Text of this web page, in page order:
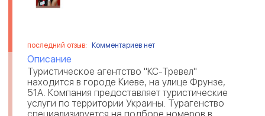
последний отзыв: Комментариев нет
Описание
Туристическое агентство "КС-Тревел"
находится в городе Киеве, на улице Фрунзе,
51А. Компания предоставляет туристические
услуги по территории Украины. Турагенство
специализируется на подборе номеров в